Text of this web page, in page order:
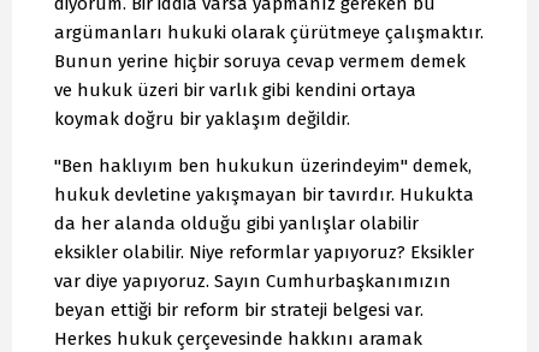
argümanları hukuki olarak çürütmeye çalışmaktır.
Bunun yerine hiçbir soruya cevap vermem demek
ve hukuk üzeri bir varlık gibi kendini ortaya
koymak doğru bir yaklaşım değildir.
"Ben haklıyım ben hukukun üzerindeyim" demek,
hukuk devletine yakışmayan bir tavırdır. Hukukta
da her alanda olduğu gibi yanlışlar olabilir
eksikler olabilir. Niye reformlar yapıyoruz? Eksikler
var diye yapıyoruz. Sayın Cumhurbaşkanımızın
beyan ettiği bir reform bir strateji belgesi var.
Herkes hukuk çerçevesinde hakkını aramak